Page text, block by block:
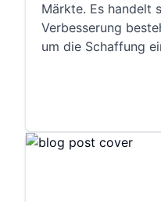
Märkte. Es handelt
Verbesserung
um die Schaffung